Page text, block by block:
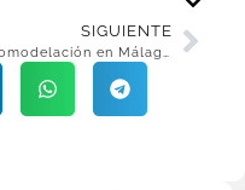
SIGUIENTE
Rinomodelación en Málaga, Fuengirola y Mijas: Perfil Nasal sin Cirugía